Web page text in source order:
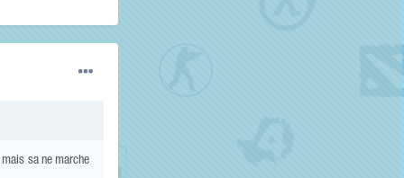
sa ne marche